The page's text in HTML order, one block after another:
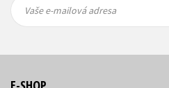
mailová
mailová
Vaše e-mailová adresa